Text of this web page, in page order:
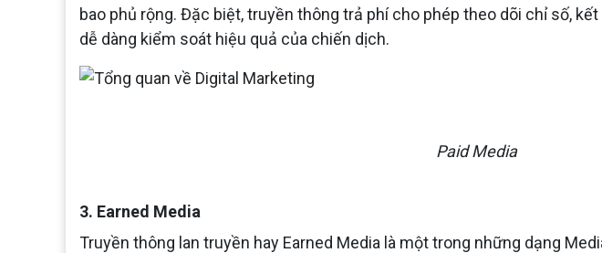
bao phủ rộng. Đặc biệt, truyền thông trả phí cho phép theo dõi chỉ số,
dễ dàng kiểm soát hiệu quả của chiến dịch.
Paid Media
3. Earned Media
Truyền thông lan truyền hay Earned Media là một trong những dạng